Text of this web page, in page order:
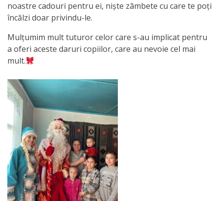
Lista
colaboratorilor
Primăriei
Contabilitate
Serviciul
Arhitectură
şi
Urbanism
noastre cadouri pentru ei, niște zâmbete cu care te poți
încălzi doar privindu-le.
Mulțumim mult tuturor celor care s-au implicat pentru
a oferi aceste daruri copiilor, care au nevoie cel mai
mult.